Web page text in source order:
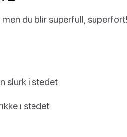
du blir superfull, superfort!
slurk i stedet
i stedet